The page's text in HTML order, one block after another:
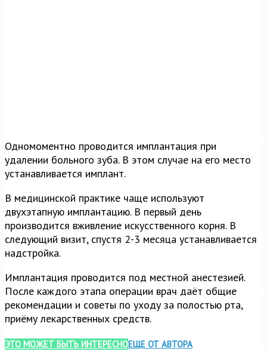
Одномоментно проводится имплантация при
удалении больного зуба. В этом случае на его место
устанавливается имплант.
В медицинской практике чаще используют
двухэтапную имплантацию. В первый день
производится вживление искусственного корня. В
следующий визит, спустя 2-3 месяца устанавливается
надстройка.
Имплантация проводится под местной анестезией.
После каждого этапа операции врач даёт общие
рекомендации и советы по уходу за полостью рта,
приёму лекарственных средств.
ЭТО МОЖЕТ БЫТЬ ИНТЕРЕСНОЕЩЕ ОТ АВТОРА